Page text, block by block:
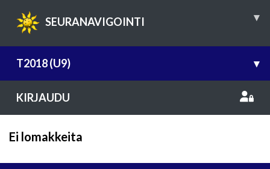
SEURANAVIGOINTI ▾
T2018 (U9) ▾
KIRJAUDU
Ei lomakkeita